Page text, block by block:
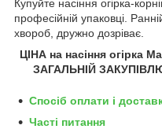
Купуйте насіння огірка-
професійній упаковці.
хвороб, дружно дозріває.
ЦІНА на насіння огірка
ЗАГАЛЬНІЙ ЗАКУПІВЛЮ
Спосіб оплати і
Часті питання